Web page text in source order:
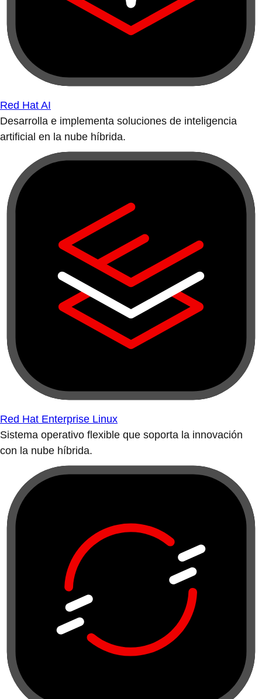
Red Hat AI
Desarrolla e implementa soluciones de inteligencia
artificial en la nube híbrida.
Red Hat Enterprise Linux
Sistema operativo flexible que soporta la innovación
con la nube híbrida.